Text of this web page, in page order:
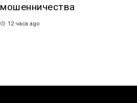
мошенничества
12 часа ago